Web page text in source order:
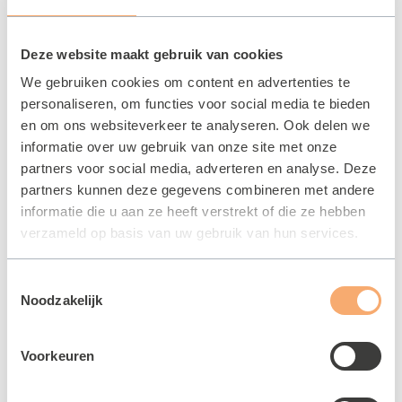
Deze website maakt gebruik van cookies
We gebruiken cookies om content en advertenties te
personaliseren, om functies voor social media te bieden
en om ons websiteverkeer te analyseren. Ook delen we
informatie over uw gebruik van onze site met onze
partners voor social media, adverteren en analyse. Deze
partners kunnen deze gegevens combineren met andere
informatie die u aan ze heeft verstrekt of die ze hebben
verzameld op basis van uw gebruik van hun services.
Noodzakelijk
Voorkeuren
LEES MEER
Hengelsport